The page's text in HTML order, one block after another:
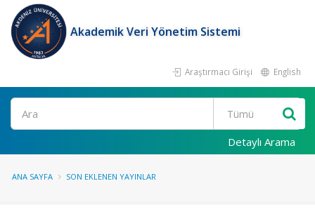
Akademik Veri Yönetim Sistemi
Araştırmacı Girişi English
Ara
Detaylı Arama
ANA SAYFA SON EKLENEN YAYINLAR